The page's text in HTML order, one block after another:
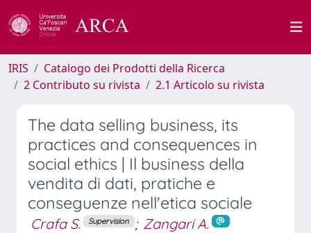
IRIS
Catalogo dei Prodotti della Ricerca
2 Contributo su rivista
2.1 Articolo su rivista
The data selling business, its
practices and consequences in
social ethics | Il business della
vendita di dati, pratiche e
conseguenze nell'etica sociale
Crafa S. Supervision ; Zangari A.